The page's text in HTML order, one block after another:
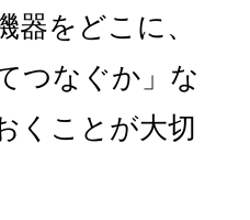
器をどこに、
つなぐか」な
くことが大切